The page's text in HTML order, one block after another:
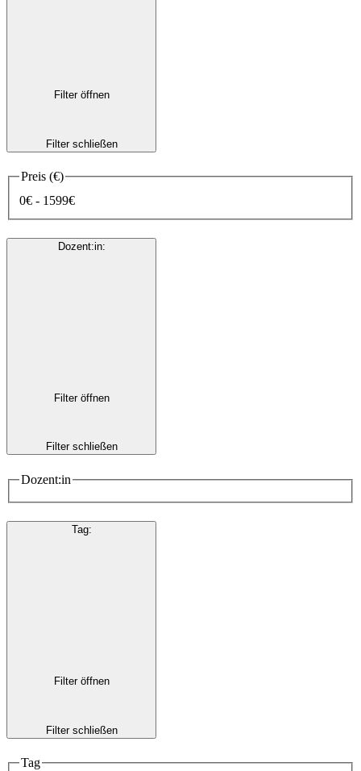
Filter öffnen
Filter schließen
Preis (€)
0€ - 1599€
Dozent:in:
Filter öffnen
Filter schließen
Dozent:in
Tag:
Filter öffnen
Filter schließen
Tag